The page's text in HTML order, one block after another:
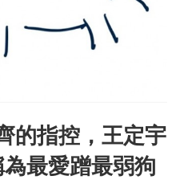
的指控，王定宇
最愛蹭最弱狗